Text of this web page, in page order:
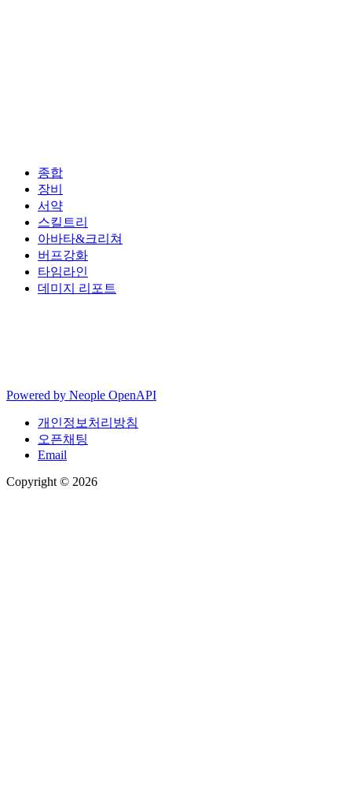
종합
장비
서약
스킬트리
아바타&크리쳐
버프강화
타임라인
데미지 리포트
Powered by Neople OpenAPI
개인정보처리방침
오픈채팅
Email
Copyright © 2026